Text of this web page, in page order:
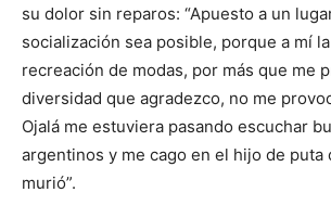
su dolor sin reparos: “Apuesto a un
socialización sea posible, porque a mí
recreación de modas, por más que me
diversidad que agradezco, no me
Ojalá me estuviera pasando escuchar
argentinos y me cago en el hijo de puta
murió”.